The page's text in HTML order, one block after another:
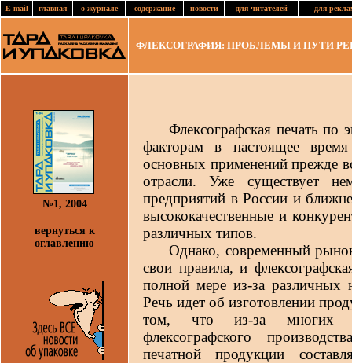
E-mail главная о журнале содержание новости для читателей для
ФЛЕКСОГРАФИЯ: ПРОБЛЕМЫ И ПУТИ
№1, 2004
вернуться к
оглавлению
Флексографская печать по
факторам в настоящее
основных применений прежде
отрасли. Уже существует
предприятий в России и
высококачественные и
различных типов.
Однако, современный рынок
свои правила, и
полной мере из-за различных
Речь идет об изготовлении
том, что из-за многих
флексографского
печатной продукции